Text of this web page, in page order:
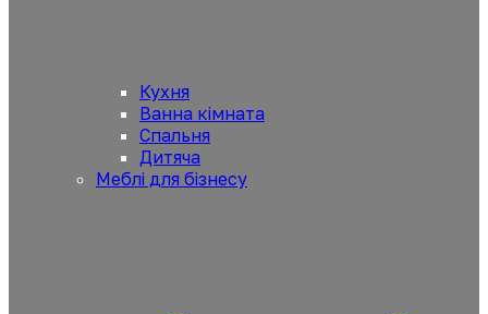
Кухня
Ванна кімната
Спальня
Дитяча
Меблі для бізнесу